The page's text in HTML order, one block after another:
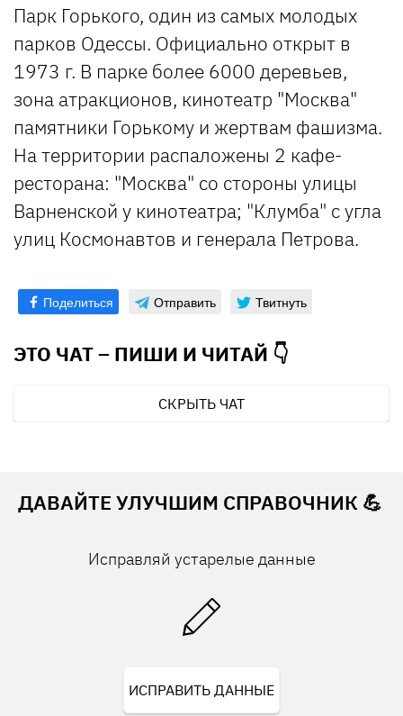
Парк Горького, один из самых молодых
парков Одессы. Официально открыт в
1973 г. В парке более 6000 деревьев,
зона атракционов, кинотеатр "Москва"
памятники Горькому и жертвам фашизма.
На территории распаложены 2 кафе-
ресторана: "Москва" со стороны улицы
Варненской у кинотеатра; "Клумба" с угла
улиц Космонавтов и генерала Петрова.
Поделиться Отправить Твитнуть
ЭТО ЧАТ – ПИШИ И ЧИТАЙ 👇
СКРЫТЬ ЧАТ
ДАВАЙТЕ УЛУЧШИМ СПРАВОЧНИК 💪
Исправляй устарелые данные
ИСПРАВИТЬ ДАННЫЕ